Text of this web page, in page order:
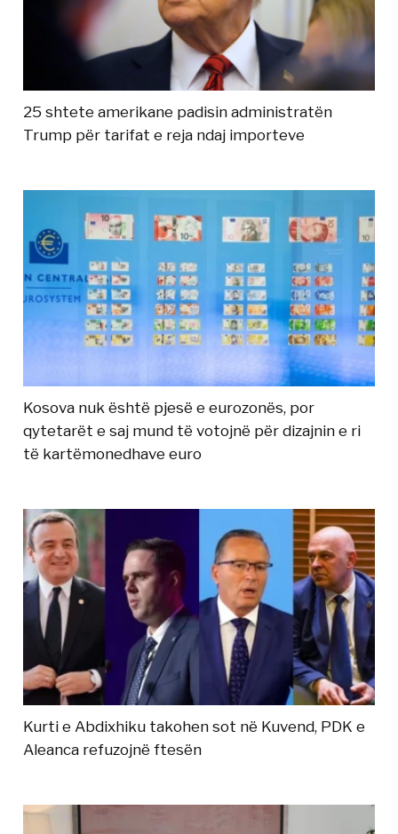
25 shtete amerikane padisin administratën
Trump për tarifat e reja ndaj importeve
Kosova nuk është pjesë e eurozonës, por
qytetarët e saj mund të votojnë për dizajnin e ri
të kartëmonedhave euro
Kurti e Abdixhiku takohen sot në Kuvend, PDK e
Aleanca refuzojnë ftesën